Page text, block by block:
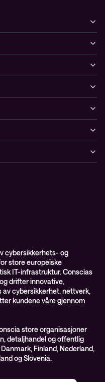
cybersikkerhets- og
store europeiske
IT-infrastruktur. Conscias
drifter innovative,
av cybersikkerhet, nettverk,
kundene våre gjennom
store organisasjoner
detaljhandel og offentlig
Finland, Nederland,
og Slovenia.